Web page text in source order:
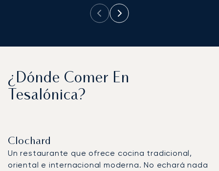
¿Dónde Comer En
Tesalónica?
Clochard
Un restaurante que ofrece cocina tradicional,
oriental e internacional moderna. No echará nada